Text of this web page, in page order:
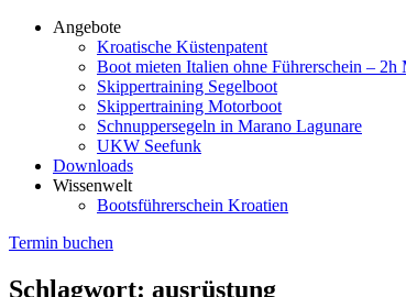
Angebote
Kroatische Küstenpatent
Boot mieten Italien ohne Führerschein –
Skippertraining Segelboot
Skippertraining Motorboot
Schnuppersegeln in Marano Lagunare
UKW Seefunk
Downloads
Wissenwelt
Bootsführerschein Kroatien
Termin buchen
Schlagwort: ausrüstung